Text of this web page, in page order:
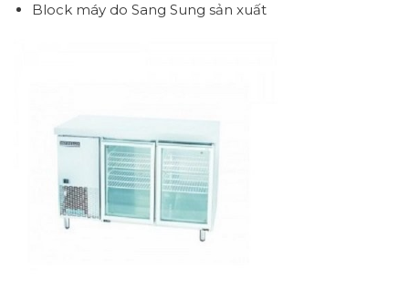
Block máy do Sang Sung sản xuất